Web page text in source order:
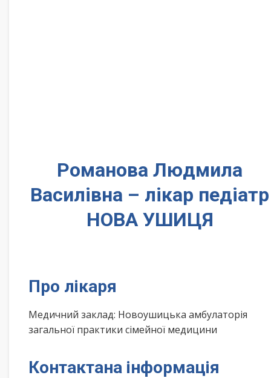
Романова Людмила
Василівна – лікар педіатр
НОВА УШИЦЯ
Про лікаря
Медичний заклад: Новоушицька амбулаторія
загальної практики сімейної медицини
Контактана інформація